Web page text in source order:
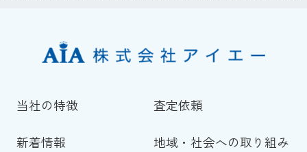
当社の特徴 査定依頼
新着情報 地域・社会への取り組み